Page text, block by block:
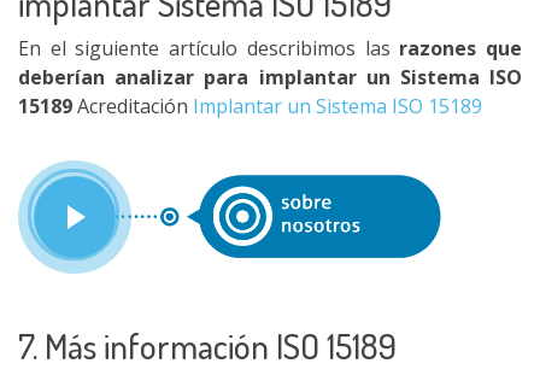
En el siguiente artículo describimos las razones que
deberían analizar para implantar un Sistema ISO
15189Acreditación Implantar un Sistema ISO 15189
7. Más información ISO 15189